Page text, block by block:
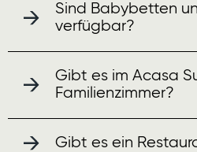
Sind Babybetten
verfügbar?
Gibt es im Acasa
Familienzimmer?
Gibt es ein